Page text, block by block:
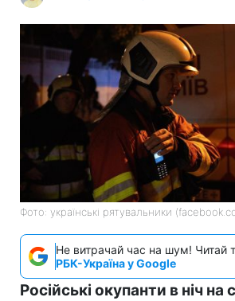
Фото: українські рятувальники
Не витрачай час на шум! Читай
РБК-Україна у Google
Російські окупанти в ніч на